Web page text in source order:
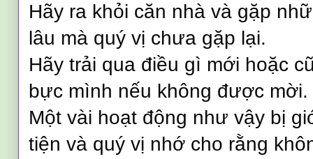
Hãy ra khỏi căn nhà và gặp
lâu mà quý vị chưa gặp lại.
Hãy trải qua điều gì mới hoặc
bực mình nếu không được mời.
Một vài hoạt động như vậy bị
tiện và quý vị nhớ cho rằng